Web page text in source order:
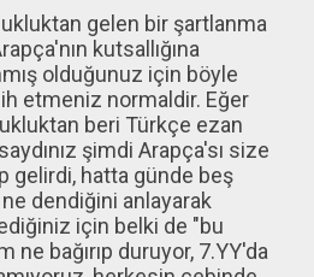
gelen bir şartlanma
kutsallığına
olduğunuz için böyle
etmeniz normaldir. Eğer
beri Türkçe ezan
şimdi Arapça'sı size
gelirdi, hatta günde beş
dendiğini anlayarak
için belki de "bu
ne bağırıp duruyor, 7.YY'da